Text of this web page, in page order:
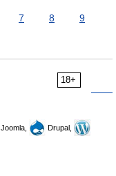
7 8
9
18+
Joomla,
Drupal,